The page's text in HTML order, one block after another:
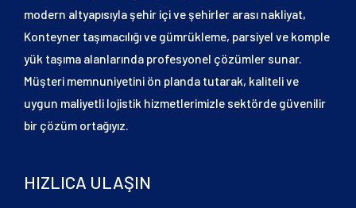
modern altyapısıyla şehir içi ve şehirler arası nakliyat,
Konteyner taşımacılığı ve gümrükleme, parsiyel ve komple
yük taşıma alanlarında profesyonel çözümler sunar.
Müşteri memnuniyetini ön planda tutarak, kaliteli ve
uygun maliyetli lojistik hizmetlerimizle sektörde güvenilir
bir çözüm ortağıyız.
HIZLICA ULAŞIN